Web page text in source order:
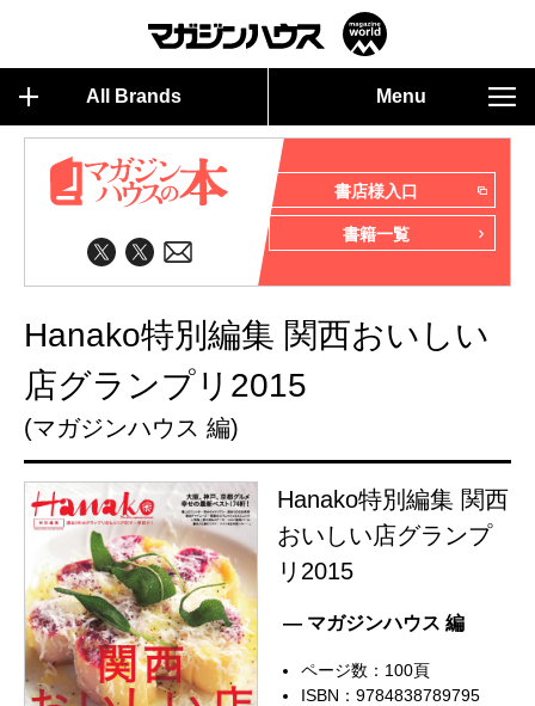
All Brands Menu
書店様入口
書籍一覧
Hanako特別編集 関西おいしい
店グランプリ2015
(マガジンハウス 編)
Hanako特別編集 関西
おいしい店グランプ
リ2015
— マガジンハウス 編
ページ数：100頁
ISBN：9784838789795